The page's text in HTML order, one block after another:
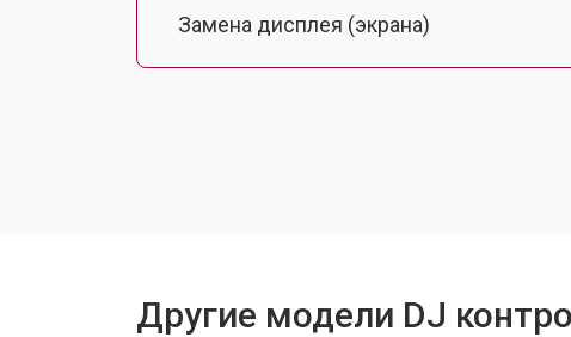
Замена дисплея (экрана)
Другие модели DJ